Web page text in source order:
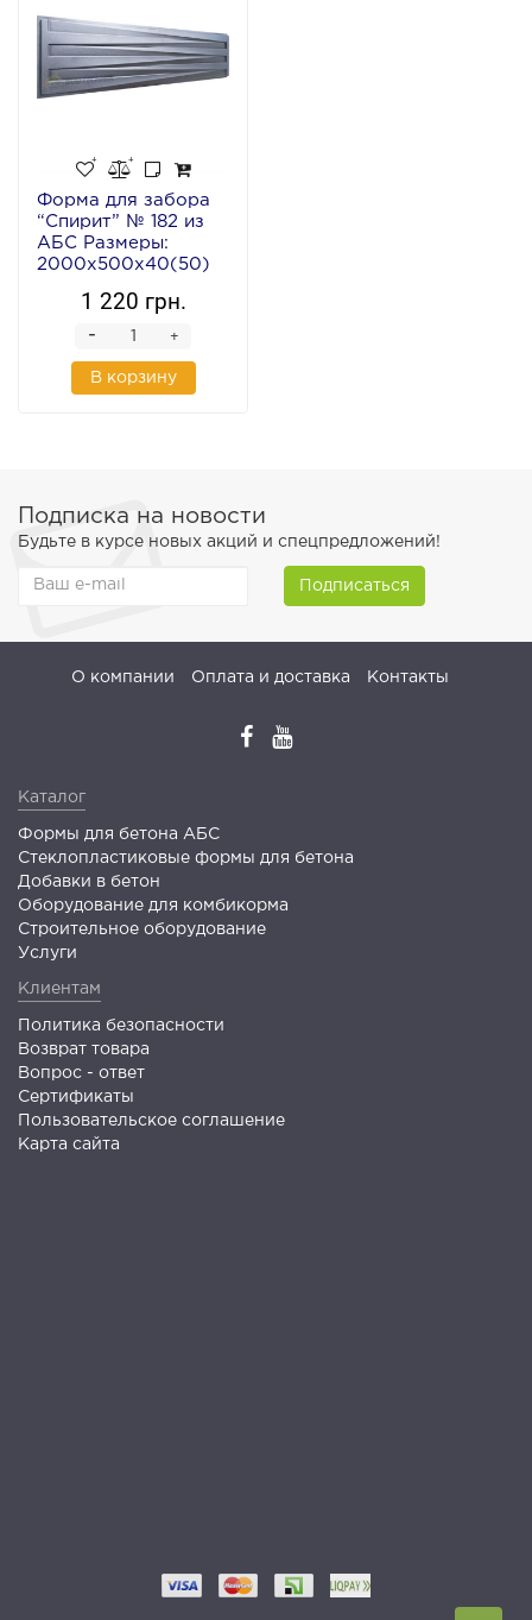
Форма для забора
“Спирит” № 182 из
АБС Размеры:
2000х500х40(50)
1 220 грн.
+
-
В корзину
Подписка на новости
Будьте в курсе новых акций и спецпредложений!
Подписаться
О компании Оплата и доставка Контакты
Каталог
Формы для бетона АБС
Стеклопластиковые формы для бетона
Добавки в бетон
Оборудование для комбикорма
Строительное оборудование
Услуги
Клиентам
Политика безопасности
Возврат товара
Вопрос - ответ
Сертификаты
Пользовательское соглашение
Карта сайта